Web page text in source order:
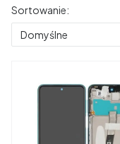
Lista produktów
Sortowanie:
Domyślne